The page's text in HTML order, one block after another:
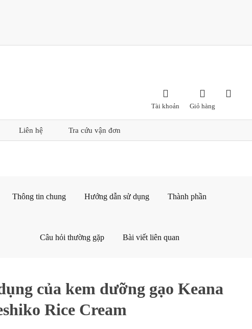

Tài khoản

Giỏ hàng

Liên hệ Tra cứu vận đơn
Thông tin chung Hướng dẫn sử dụng Thành phần
Câu hỏi thường gặp Bài viết liên quan
của kem dưỡng gạo Keana
Rice Cream